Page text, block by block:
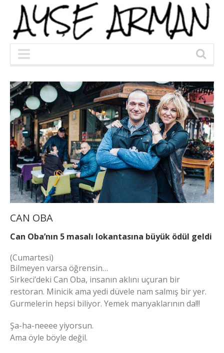
CAN OBA
Can Oba’nın 5 masalı lokantasına büyük ödül geldi
(Cumartesi)
Bilmeyen varsa öğrensin…
Sirkeci’deki Can Oba, insanın aklını uçuran bir
restoran. Minicik ama yedi düvele nam salmış bir yer.
Gurmelerin hepsi biliyor. Yemek manyaklarının da!!!
Şa-ha-neeee yiyorsun.
Ama öyle böyle değil.